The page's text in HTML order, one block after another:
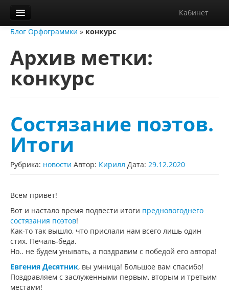
Кабинет
Орфограммка
Библиотека
Блог
Справка
Диктанты
Блог Орфограммки » конкурс
Архив метки:
конкурс
Состязание поэтов.
Итоги
Рубрика: новости Автор: Кирилл Дата: 29.12.2020
Всем привет!
Вот и настало время подвести итоги предновогоднего
состязания поэтов!
Как-то так вышло, что прислали нам всего лишь один
стих. Печаль-беда.
Но.. не будем унывать, а поздравим с победой его автора!
Евгения Десятник, вы умница! Большое вам спасибо!
Поздравляем с заслуженными первым, вторым и третьим
местами!